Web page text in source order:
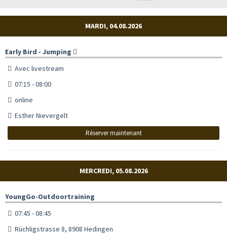
MARDI, 04.08.2026
Early Bird - Jumping
Avec livestream
07:15 - 08:00
online
Esther Nievergelt
Réserver maintenant
MERCREDI, 05.08.2026
YoungGo-Outdoortraining
07:45 - 08:45
Rüchligstrasse 8, 8908 Hedingen